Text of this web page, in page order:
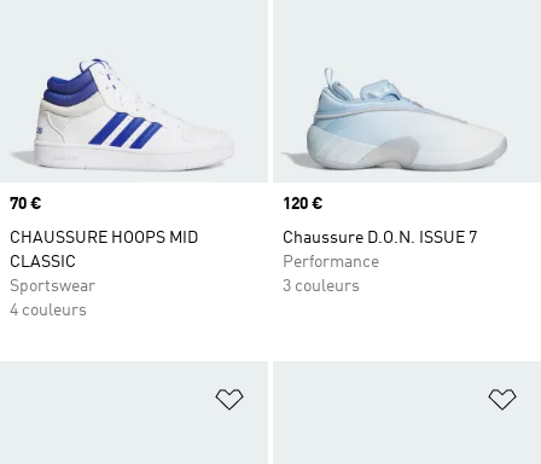
Prix
70 €
CHAUSSURE HOOPS MID
CLASSIC
Sportswear
4 couleurs
Prix
120 €
Chaussure D.O.N. ISSUE 7
Performance
3 couleurs
Ajouter à la Liste de produits